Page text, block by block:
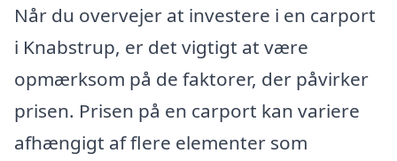
Når du overvejer at investere i en carport
i Knabstrup, er det vigtigt at være
opmærksom på de faktorer, der påvirker
prisen. Prisen på en carport kan variere
afhængigt af flere elementer som